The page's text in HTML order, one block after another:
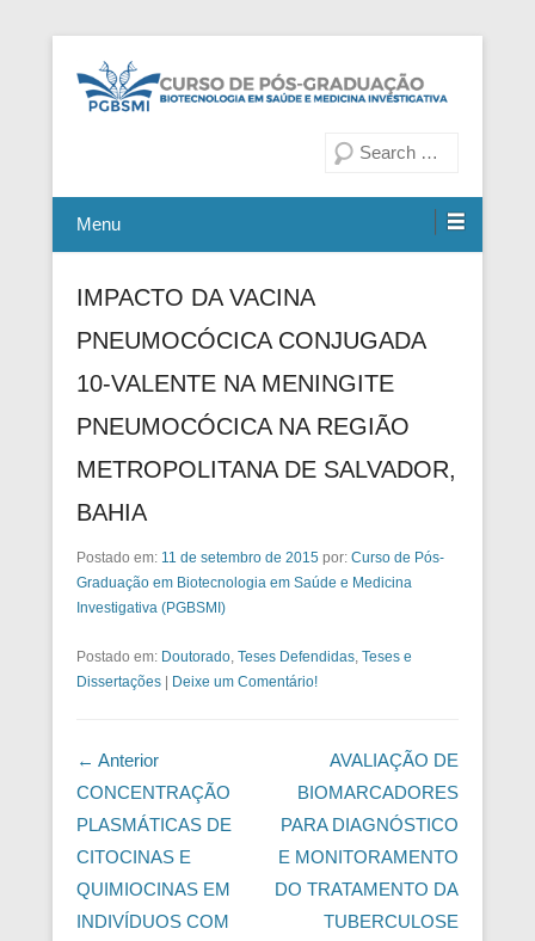
Curso de Pós-Graduação em
Medicina Investigativa
Menu
IMPACTO DA VACINA
PNEUMOCÓCICA CONJUGADA
10-VALENTE NA MENINGITE
PNEUMOCÓCICA NA REGIÃO
METROPOLITANA DE SALVADOR,
BAHIA
Postado em: 11 de setembro de 2015 por: Curso de Pós-
Graduação em Biotecnologia em Saúde e Medicina
Investigativa (PGBSMI)
Postado em: Doutorado, Teses Defendidas, Teses e
Dissertações
Deixe um Comentário!
Navegação das Postagens
← Anterior
CONCENTRAÇÃO
PLASMÁTICAS DE
CITOCINAS E
QUIMIOCINAS EM
INDIVÍDUOS COM
AVALIAÇÃO DE
BIOMARCADORES
PARA DIAGNÓSTICO
E MONITORAMENTO
DO TRATAMENTO DA
TUBERCULOSE